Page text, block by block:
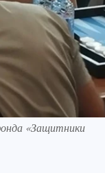
«Защитники